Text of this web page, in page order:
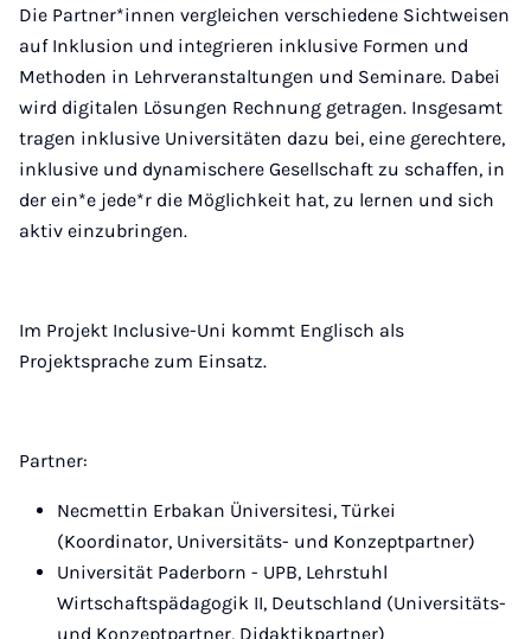
Die Partner*innen vergleichen verschiedene Sichtweisen
auf Inklusion und integrieren inklusive Formen und
Methoden in Lehrveranstaltungen und Seminare. Dabei
wird digitalen Lösungen Rechnung getragen. Insgesamt
tragen inklusive Universitäten dazu bei, eine gerechtere,
inklusive und dynamischere Gesellschaft zu schaffen, in
der ein*e jede*r die Möglichkeit hat, zu lernen und sich
aktiv einzubringen.
Im Projekt Inclusive-Uni kommt Englisch als
Projektsprache zum Einsatz.
Partner:
Necmettin Erbakan Üniversitesi, Türkei
(Koordinator, Universitäts- und Konzeptpartner)
Universität Paderborn - UPB, Lehrstuhl
Wirtschaftspädagogik II, Deutschland (Universitäts-
und Konzeptpartner, Didaktikpartner)